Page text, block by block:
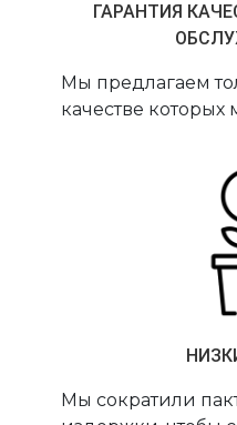
ГАРАНТИЯ
Мы предлагаем
качестве
Мы сократили